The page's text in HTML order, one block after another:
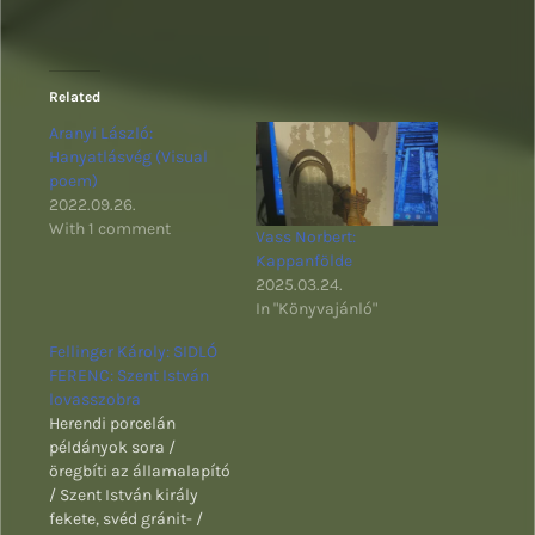
Related
Aranyi László:
Hanyatlásvég (Visual
poem)
2022.09.26.
With 1 comment
Vass Norbert:
Kappanfölde
2025.03.24.
In "Könyvajánló"
Fellinger Károly: SIDLÓ
FERENC: Szent István
lovasszobra
Herendi porcelán
példányok sora /
öregbíti az államalapító
/ Szent István király
fekete, svéd gránit- /